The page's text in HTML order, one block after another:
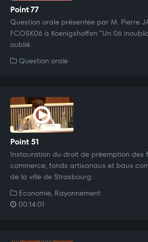
Point 77
Question orale présentée par M. Pierre
FCOSK06 à Koenigshoffen "Un 06
oublié.
Question orale
Point 51
Instauration du droit de préemption des
commerce, fonds artisanaux et baux
de la ville de Strasbourg.
Economie, Rayonnement
00:14:01